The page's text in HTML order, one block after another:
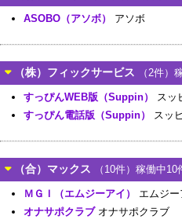
ASOBO（アソボ） アソボ
（株）フィックサービス （2件）
すっぴんWEB版（Suppin）
スッ
すっぴん電話版（Suppin）
スッ
（合）マックス （10件）稼働中
ＭＧＩ（エムジーアイ）
エムジー
オナサポクラブオナサポクラブ